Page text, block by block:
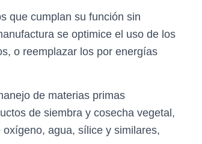
que cumplan su función sin
se optimice el uso de los
o reemplazar los por energías
de materias primas
de siembra y cosecha vegetal,
agua, sílice y similares,